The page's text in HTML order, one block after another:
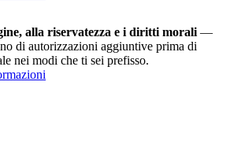
alla riservatezza e i diritti morali —
di autorizzazioni aggiuntive prima di
nei modi che ti sei prefisso.